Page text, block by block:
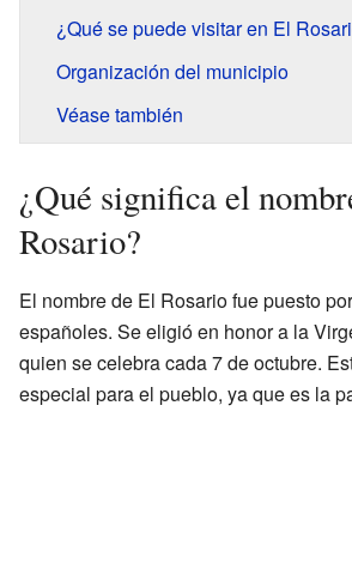
¿Qué se puede visitar en El
Organización del municipio
Véase también
¿Qué significa el
Rosario?
El nombre de El Rosario fue puesto
españoles. Se eligió en honor a la
quien se celebra cada 7 de octubre.
especial para el pueblo, ya que es la